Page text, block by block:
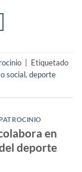
Etiquetado
social,deporte
PATROCINIO
en
deporte